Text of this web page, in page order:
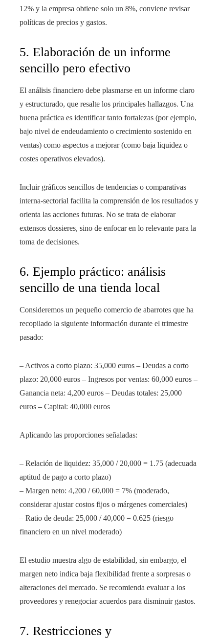
12% y la empresa obtiene solo un 8%, conviene revisar
políticas de precios y gastos.
5. Elaboración de un informe
sencillo pero efectivo
El análisis financiero debe plasmarse en un informe claro
y estructurado, que resalte los principales hallazgos. Una
buena práctica es identificar tanto fortalezas (por ejemplo,
bajo nivel de endeudamiento o crecimiento sostenido en
ventas) como aspectos a mejorar (como baja liquidez o
costes operativos elevados).
Incluir gráficos sencillos de tendencias o comparativas
interna-sectorial facilita la comprensión de los resultados y
orienta las acciones futuras. No se trata de elaborar
extensos dossieres, sino de enfocar en lo relevante para la
toma de decisiones.
6. Ejemplo práctico: análisis
sencillo de una tienda local
Consideremos un pequeño comercio de abarrotes que ha
recopilado la siguiente información durante el trimestre
pasado:
– Activos a corto plazo: 35,000 euros – Deudas a corto
plazo: 20,000 euros – Ingresos por ventas: 60,000 euros –
Ganancia neta: 4,200 euros – Deudas totales: 25,000
euros – Capital: 40,000 euros
Aplicando las proporciones señaladas:
– Relación de liquidez: 35,000 / 20,000 = 1.75 (adecuada
aptitud de pago a corto plazo)
– Margen neto: 4,200 / 60,000 = 7% (moderado,
considerar ajustar costos fijos o márgenes comerciales)
– Ratio de deuda: 25,000 / 40,000 = 0.625 (riesgo
financiero en un nivel moderado)
El estudio muestra algo de estabilidad, sin embargo, el
margen neto indica baja flexibilidad frente a sorpresas o
alteraciones del mercado. Se recomienda evaluar a los
proveedores y renegociar acuerdos para disminuir gastos.
7. Restricciones y